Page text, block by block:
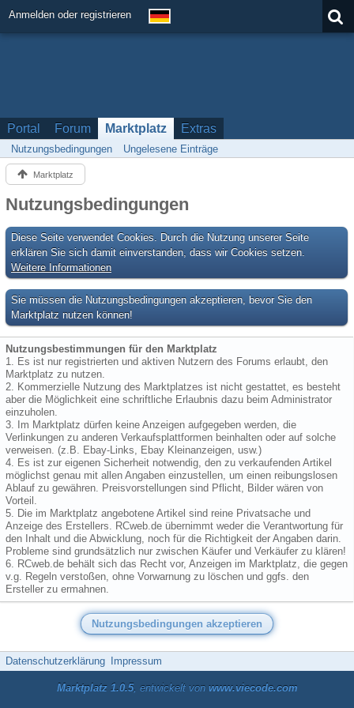
Anmelden oder registrieren
Portal Forum Marktplatz Extras
Nutzungsbedingungen Ungelesene Einträge
Marktplatz
Nutzungsbedingungen
Diese Seite verwendet Cookies. Durch die Nutzung unserer Seite
erklären Sie sich damit einverstanden, dass wir Cookies setzen.
Weitere Informationen
Sie müssen die Nutzungsbedingungen akzeptieren, bevor Sie den
Marktplatz nutzen können!
Nutzungsbestimmungen für den Marktplatz
1. Es ist nur registrierten und aktiven Nutzern des Forums erlaubt, den
Marktplatz zu nutzen.
2. Kommerzielle Nutzung des Marktplatzes ist nicht gestattet, es besteht
aber die Möglichkeit eine schriftliche Erlaubnis dazu beim Administrator
einzuholen.
3. Im Marktplatz dürfen keine Anzeigen aufgegeben werden, die
Verlinkungen zu anderen Verkaufsplattformen beinhalten oder auf solche
verweisen. (z.B. Ebay-Links, Ebay Kleinanzeigen, usw.)
4. Es ist zur eigenen Sicherheit notwendig, den zu verkaufenden Artikel
möglichst genau mit allen Angaben einzustellen, um einen reibungslosen
Ablauf zu gewähren. Preisvorstellungen sind Pflicht, Bilder wären von
Vorteil.
5. Die im Marktplatz angebotene Artikel sind reine Privatsache und
Anzeige des Erstellers. RCweb.de übernimmt weder die Verantwortung für
den Inhalt und die Abwicklung, noch für die Richtigkeit der Angaben darin.
Probleme sind grundsätzlich nur zwischen Käufer und Verkäufer zu klären!
6. RCweb.de behält sich das Recht vor, Anzeigen im Marktplatz, die gegen
v.g. Regeln verstoßen, ohne Vorwarnung zu löschen und ggfs. den
Ersteller zu ermahnen.
Datenschutzerklärung Impressum
Marktplatz 1.0.5, entwickelt von www.viecode.com